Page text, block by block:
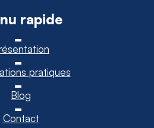
rapide
pratiques
Blog
Contact